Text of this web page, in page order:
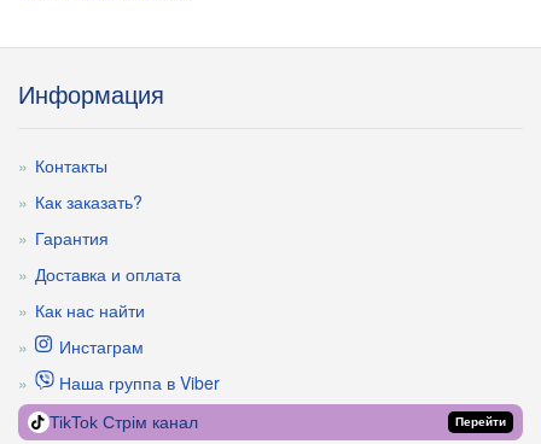
Информация
Контакты
Как заказать?
Гарантия
Доставка и оплата
Как нас найти
Инстаграм
Наша группа в Viber
TikTok Стрім канал Перейти